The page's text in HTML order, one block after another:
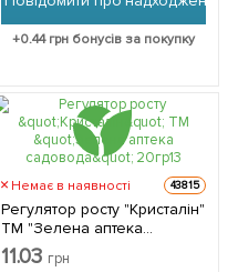
+0.44грн бонусів за покупку
Немає в наявності 43815
Регулятор росту "Кристалін"
ТМ "Зелена аптека
садовода" 20гр
11.03 грн